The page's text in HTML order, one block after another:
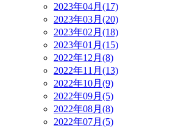
2023年04月(17)
2023年03月(20)
2023年02月(18)
2023年01月(15)
2022年12月(8)
2022年11月(13)
2022年10月(9)
2022年09月(5)
2022年08月(8)
2022年07月(5)